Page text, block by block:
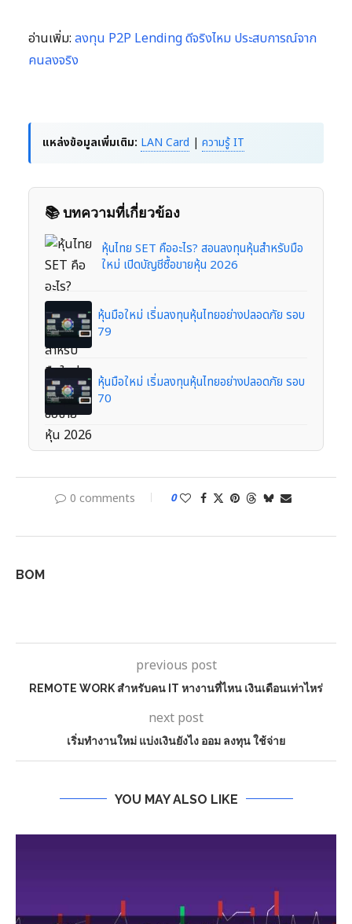
อ่านเพิ่ม: ลงทุน P2P Lending ดีจริงไหม ประสบการณ์จาก
คนลงจริง
แหล่งข้อมูลเพิ่มเติม: LAN Card | ความรู้ IT
📚 บทความที่เกี่ยวข้อง
หุ้นไทย SET คืออะไร? สอนลงทุนหุ้นสำหรับมือ
ใหม่ เปิดบัญชีซื้อขายหุ้น 2026
หุ้นมือใหม่ เริ่มลงทุนหุ้นไทยอย่างปลอดภัย รอบ
79
หุ้นมือใหม่ เริ่มลงทุนหุ้นไทยอย่างปลอดภัย รอบ
70
0 comments 0
BOM
previous post
REMOTE WORK สำหรับคน IT หางานที่ไหน เงินเดือนเท่าไหร่
next post
เริ่มทำงานใหม่ แบ่งเงินยังไง ออม ลงทุน ใช้จ่าย
YOU MAY ALSO LIKE